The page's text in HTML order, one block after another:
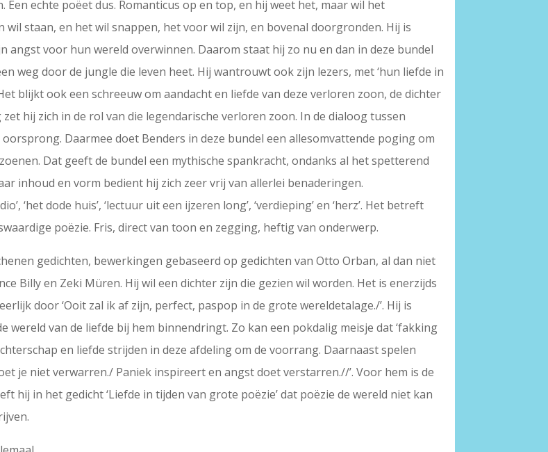
echte poëet dus. Romanticus op en top, en hij weet het, maar wil het
staan, en het wil snappen, het voor wil zijn, en bovenal doorgronden. Hij is
angst voor hun wereld overwinnen. Daarom staat hij zo nu en dan in deze bundel
weg door de jungle die leven heet. Hij wantrouwt ook zijn lezers, met ‘hun liefde in
blijkt ook een schreeuw om aandacht en liefde van deze verloren zoon, de dichter
hij zich in de rol van die legendarische verloren zoon. In de dialoog tussen
Daarmee doet Benders in deze bundel een allesomvattende poging om
Dat geeft de bundel een mythische spankracht, ondanks al het spetterend
inhoud en vorm bedient hij zich zeer vrij van allerlei benaderingen.
‘het dode huis’, ‘lectuur uit een ijzeren long’, ‘verdieping’ en ‘herz’. Het betreft
poëzie. Fris, direct van toon en zegging, heftig van onderwerp.
gedichten, bewerkingen gebaseerd op gedichten van Otto Orban, al dan niet
Billy en Zeki Müren. Hij wil een dichter zijn die gezien wil worden. Het is enerzijds
door ‘Ooit zal ik af zijn, perfect, paspop in de grote wereldetalage./’. Hij is
van de liefde bij hem binnendringt. Zo kan een pokdalig meisje dat ‘fakking
en liefde strijden in deze afdeling om de voorrang. Daarnaast spelen
je niet verwarren./ Paniek inspireert en angst doet verstarren.//’. Voor hem is de
hij in het gedicht ‘Liefde in tijden van grote poëzie’ dat poëzie de wereld niet kan